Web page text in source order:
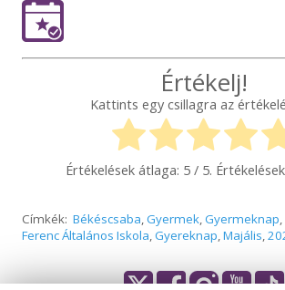
Értékelj!
Kattints egy csillagra az
Értékelések átlaga: 5 / 5.
Címkék: Békéscsaba,Gyermek,Gyermeknap,
Ferenc Általános Iskola,Gyereknap,Majális,